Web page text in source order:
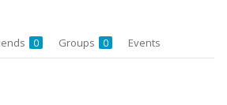
0 Groups 0 Events